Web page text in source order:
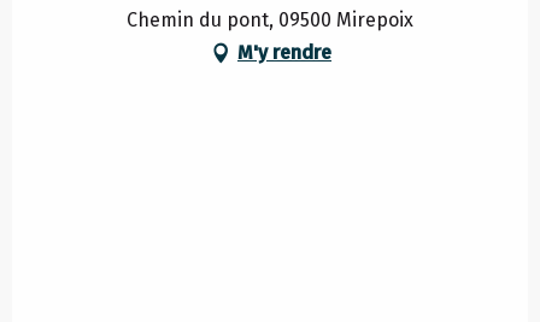
Chemin du pont, 09500 Mirepoix
M'y rendre